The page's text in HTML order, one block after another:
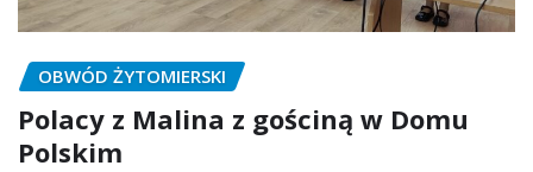
OBWÓD ŻYTOMIERSKI
Polacy z Malina z gościną w Domu
Polskim